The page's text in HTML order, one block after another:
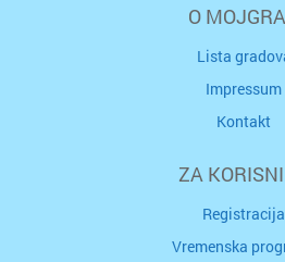
O
Lista
Impressum
Kontakt
ZA
Registracija
Vremenska